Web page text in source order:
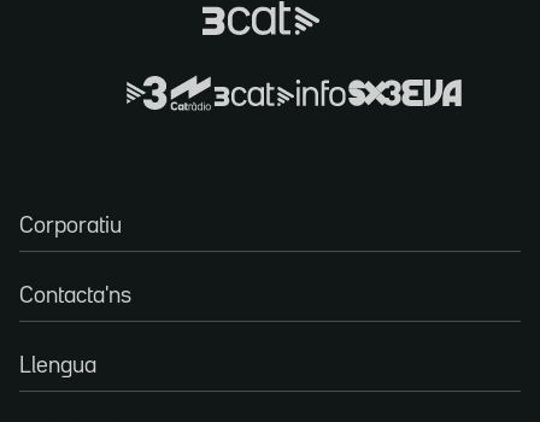
Corporatiu
Contacta'ns
Llengua